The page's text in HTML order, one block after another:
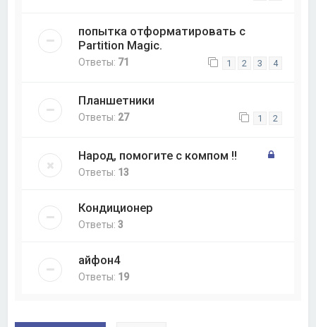
попытка отформатировать с
Partition Magic.
Ответы: 71 1 2 3 4
Планшетники
Ответы: 27 1 2
Народ, помогите с компом !!
Ответы: 13
Кондиционер
Ответы:3
айфон4
Ответы: 19